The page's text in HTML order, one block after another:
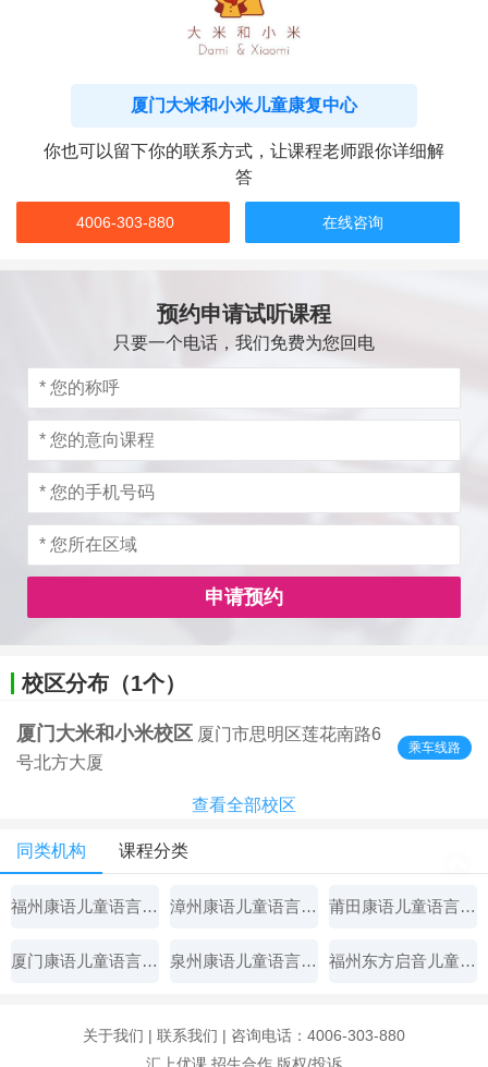
厦门大米和小米儿童康复中心
你也可以留下你的联系方式，让课程老师跟你详细解
答
4006-303-880 在线咨询
预约申请试听课程
只要一个电话，我们免费为您回电
申请预约
校区分布（1个）
厦门大米和小米校区 厦门市思明区莲花南路6
号北方大厦
乘车线路
查看全部校区
同类机构 课程分类
福州康语儿童语言康复中心 漳州康语儿童语言康复中心 莆田康语儿童语言康复中心
厦门康语儿童语言康复中心 泉州康语儿童语言康复中心 福州东方启音儿童康复中心
关于我们 | 联系我们 | 咨询电话：4006-303-880